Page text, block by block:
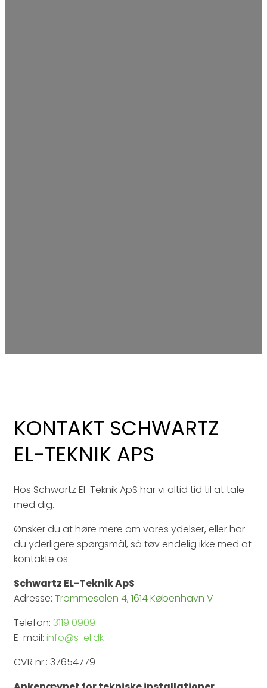
KONTAKT SCHWARTZ
EL-TEKNIK APS
Hos Schwartz El-Teknik ApS har vi altid tid til at tale
med dig.
​Ønsker du at høre mere om vores ydelser, eller har
du yderligere spørgsmål, så tøv endelig ikke med at
kontakte os.​
Schwartz EL-Teknik ApS
Adresse: Trommesalen 4, 1614 København V
Telefon: 3119 0909
E-mail: info@s-el.dk
CVR nr.: 37654779